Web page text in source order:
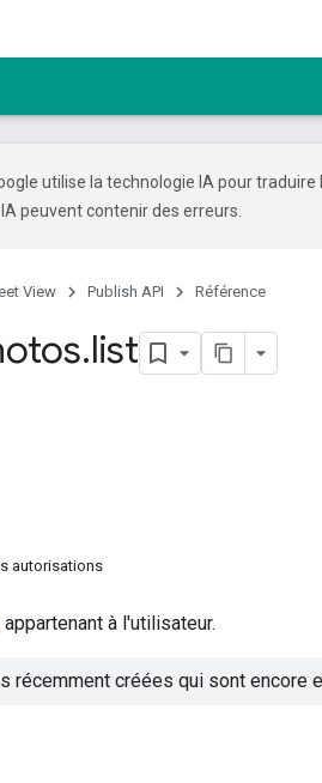
utilise la technologie IA pour
peuvent contenir des erreurs.
View Publish API Référence
.list
autorisations
appartenant à l'utilisateur.
récemment créées qui sont